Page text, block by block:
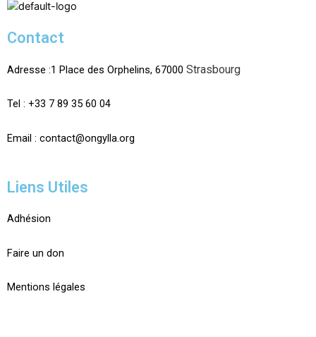
Contact
Adresse :1 Place des Orphelins, 67000 Strasbourg
Tel : +33 7 89 35 60 04
Email : contact@ongylla.org
Liens Utiles
Adhésion
Faire un don
Mentions légales